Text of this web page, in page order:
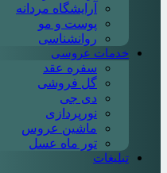
آرایشگاه مردانه
پوست و مو
روانشناسی
خدمات عروسی
سفره عقد
گل فروشی
دی جی
نورپردازی
ماشین عروس
تور ماه عسل
تبلیغات